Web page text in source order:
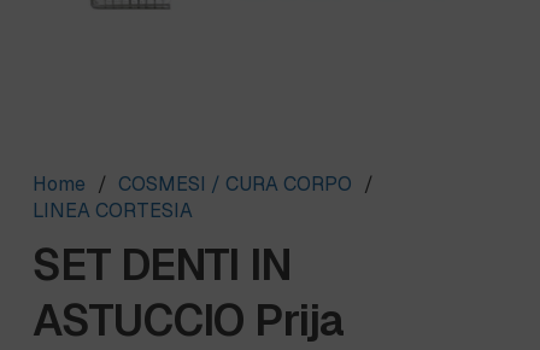
Home / COSMESI / CURA CORPO /
LINEA CORTESIA
SET DENTI IN
ASTUCCIO Prija